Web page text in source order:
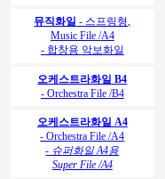
뮤직화일 - 스프링형,
Music File /A4
- 합창용 악보화일
오케스트라화일 B4
- Orchestra File /B4
오케스트라화일 A4
- Orchestra File /A4
- 슈퍼화일 A4용
Super File /A4